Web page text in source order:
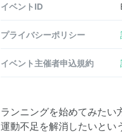
イベントID
プライバシーポリシー
イベント主催者申込規約
ランニングを始めてみたい
運動不足を解消したいとい